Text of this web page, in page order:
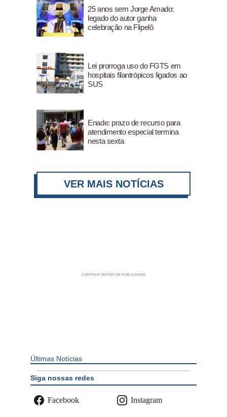
25 anos sem Jorge Amado:
legado do autor ganha
celebração na Flipelô
Lei prorroga uso do FGTS em
hospitais filantrópicos ligados ao
SUS
Enade: prazo de recurso para
atendimento especial termina
nesta sexta
VER MAIS NOTÍCIAS
Últimas Notícias
Siga nossas redes
Facebook Instagram